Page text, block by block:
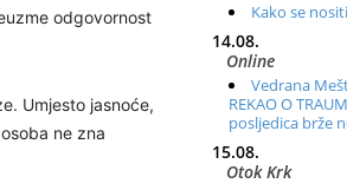
odgovornost
Umjesto jasnoće,
ne zna
Kako se
14.08.
Online
Vedrana
REKAO O
posljedica brže
15.08.
Otok Krk